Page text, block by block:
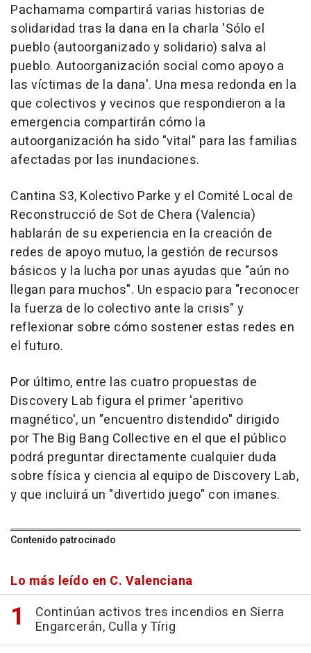
Pachamama compartirá varias historias de
solidaridad tras la dana en la charla 'Sólo el
pueblo (autoorganizado y solidario) salva al
pueblo. Autoorganización social como apoyo a
las víctimas de la dana'. Una mesa redonda en la
que colectivos y vecinos que respondieron a la
emergencia compartirán cómo la
autoorganización ha sido "vital" para las familias
afectadas por las inundaciones.
Cantina S3, Kolectivo Parke y el Comité Local de
Reconstrucció de Sot de Chera (Valencia)
hablarán de su experiencia en la creación de
redes de apoyo mutuo, la gestión de recursos
básicos y la lucha por unas ayudas que "aún no
llegan para muchos". Un espacio para "reconocer
la fuerza de lo colectivo ante la crisis" y
reflexionar sobre cómo sostener estas redes en
el futuro.
Por último, entre las cuatro propuestas de
Discovery Lab figura el primer 'aperitivo
magnético', un "encuentro distendido" dirigido
por The Big Bang Collective en el que el público
podrá preguntar directamente cualquier duda
sobre física y ciencia al equipo de Discovery Lab,
y que incluirá un "divertido juego" con imanes.
Contenido patrocinado
Lo más leído en C. Valenciana
Continúan activos tres incendios en Sierra
Engarcerán, Culla y Tírig